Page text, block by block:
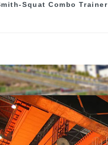
Squat Combo Trainer